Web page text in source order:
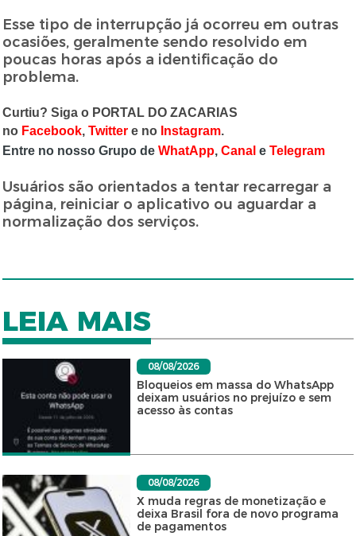
Esse tipo de interrupção já ocorreu em outras
ocasiões, geralmente sendo resolvido em
poucas horas após a identificação do
problema.
Curtiu? Siga o PORTAL DO ZACARIAS
no Facebook,Twitter e no Instagram.
Entre no nosso Grupo deWhatApp,Canal eTelegram
Usuários são orientados a tentar recarregar a
página, reiniciar o aplicativo ou aguardar a
normalização dos serviços.
LEIA MAIS
08/08/2026
Bloqueios em massa do WhatsApp
deixam usuários no prejuízo e sem
acesso às contas
08/08/2026
X muda regras de monetização e
deixa Brasil fora de novo programa
de pagamentos